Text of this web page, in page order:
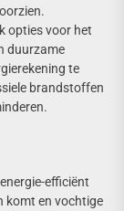
opties voor het
duurzame
te
brandstoffen
efficiënt
komt en vochtige